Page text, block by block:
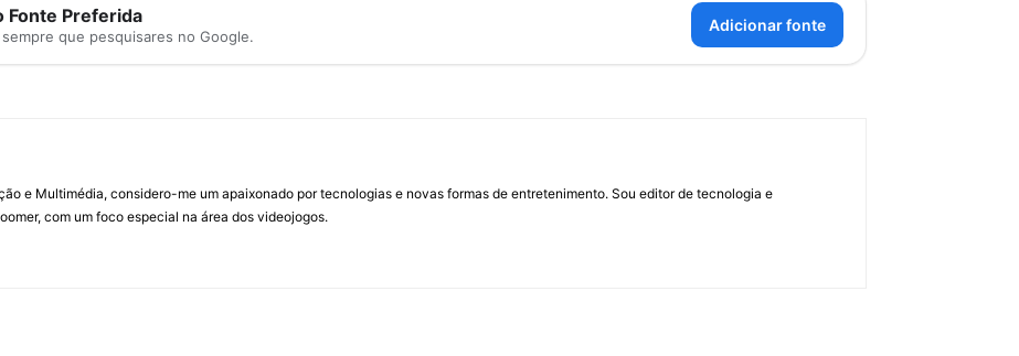
Fonte Preferida
que pesquisares no Google.
Adicionar fonte
e Multimédia, considero-me um apaixonado por tecnologias e novas formas de entretenimento. Sou editor de tecnologia e
com um foco especial na área dos videojogos.